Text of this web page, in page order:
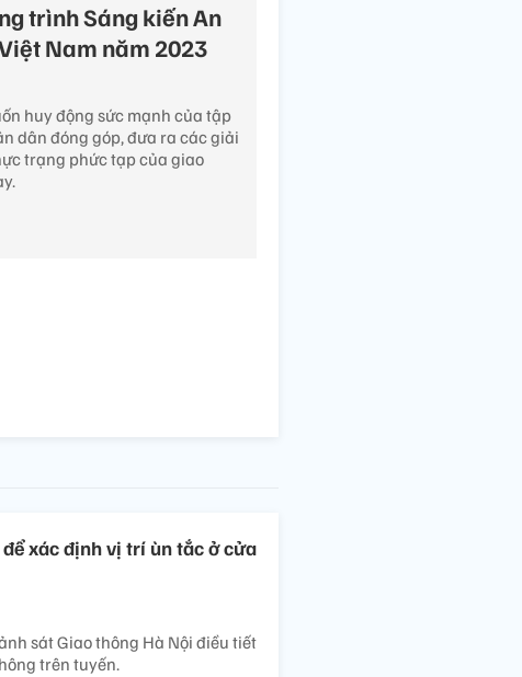
trình Sáng kiến An
Nam năm 2023
huy động sức mạnh của tập
dân đóng góp, đưa ra các giải
trạng phức tạp của giao
xác định vị trí ùn tắc ở cửa
sát Giao thông Hà Nội điều tiết
trên tuyến.